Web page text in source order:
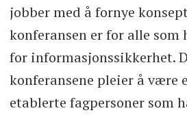
jobber med å fornye
konferansen er for alle som
for informasjonssikkerhet.
konferansene pleier å være
etablerte fagpersoner som